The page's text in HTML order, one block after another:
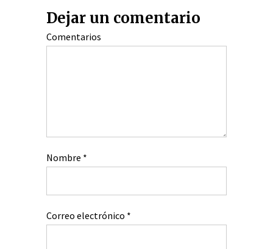
Dejar un comentario
Comentarios
Nombre *
Correo electrónico *